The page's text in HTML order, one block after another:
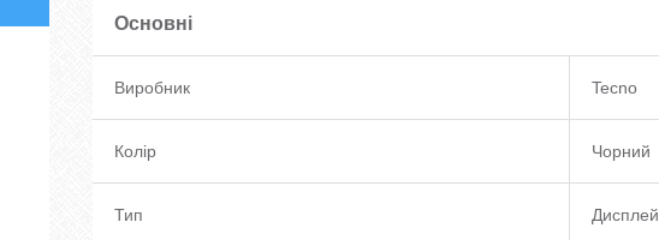
Основні
Виробник Tecno
Колір Чорний
Тип Дисплей